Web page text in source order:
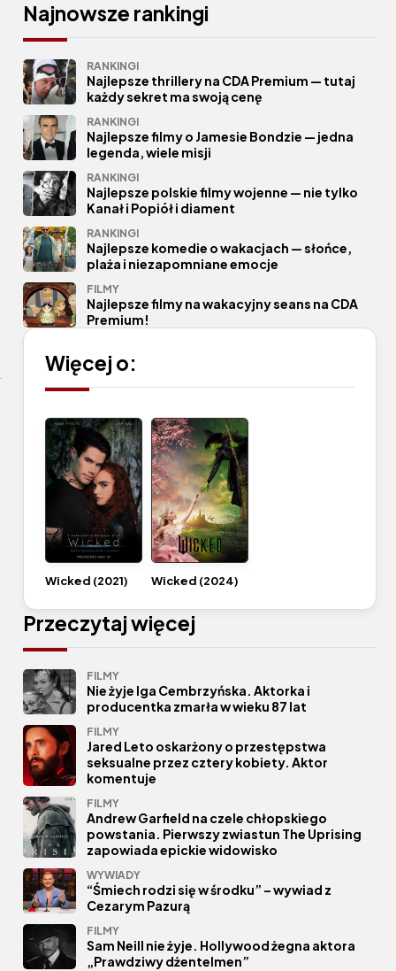
Najnowsze rankingi
RANKINGI
Najlepsze thrillery na CDA Premium — tutaj
każdy sekret ma swoją cenę
RANKINGI
Najlepsze filmy o Jamesie Bondzie — jedna
legenda, wiele misji
RANKINGI
Najlepsze polskie filmy wojenne — nie tylko
Kanał i Popiół i diament
RANKINGI
Najlepsze komedie o wakacjach — słońce,
plaża i niezapomniane emocje
FILMY
Najlepsze filmy na wakacyjny seans na CDA
Premium!
Więcej o:
Wicked (2021) Wicked (2024)
Przeczytaj więcej
FILMY
Nie żyje Iga Cembrzyńska. Aktorka i
producentka zmarła w wieku 87 lat
FILMY
Jared Leto oskarżony o przestępstwa
seksualne przez cztery kobiety. Aktor
komentuje
FILMY
Andrew Garfield na czele chłopskiego
powstania. Pierwszy zwiastun The Uprising
zapowiada epickie widowisko
WYWIADY
“Śmiech rodzi się w środku” – wywiad z
Cezarym Pazurą
FILMY
Sam Neill nie żyje. Hollywood żegna aktora
„Prawdziwy dżentelmen”